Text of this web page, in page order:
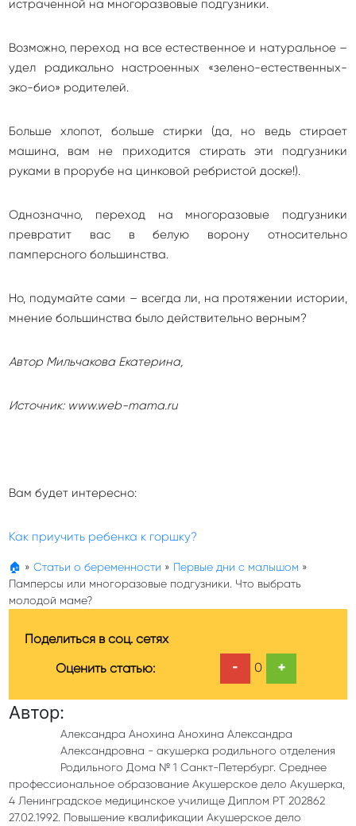
истраченной на многоразвовые подгузники.
Возможно, переход на все естественное и натуральное –
удел радикально настроенных «зелено-естественных-
эко-био» родителей.
Больше хлопот, больше стирки (да, но ведь стирает
машина, вам не приходится стирать эти подгузники
руками в прорубе на цинковой ребристой доске!).
Однозначно, переход на многоразовые подгузники
превратит вас в белую ворону относительно
памперсного большинства.
Но, подумайте сами – всегда ли, на протяжении истории,
мнение большинства было действительно верным?
Автор Мильчакова Екатерина,
Источник: www.web-mama.ru
Вам будет интересно:
Как приучить ребенка к горшку?
🏠 » Статьи о беременности » Первые дни с малышом »
Памперсы или многоразовые подгузники. Что выбрать
молодой маме?
Поделиться в соц. сетях
Оценить статью:
- 0 +
Автор:
Александра Анохина Анохина Александра
Александровна - акушерка родильного отделения
Родильного Дома № 1 Санкт-Петербург. Среднее
профессиональное образование Акушерское дело Акушерка,
4 Ленинградское медицинское училище Диплом РТ 202862
27.02.1992. Повышение квалификации Акушерское дело